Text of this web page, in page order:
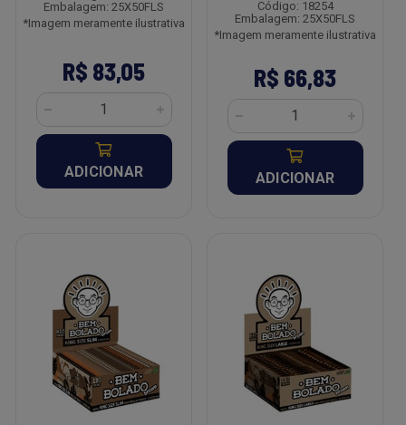
Embalagem: 25X50FLS
*Imagem meramente ilustrativa
R$ 83,05
ADICIONAR
Código: 18254
Embalagem: 25X50FLS
*Imagem meramente ilustrativa
R$ 66,83
ADICIONAR